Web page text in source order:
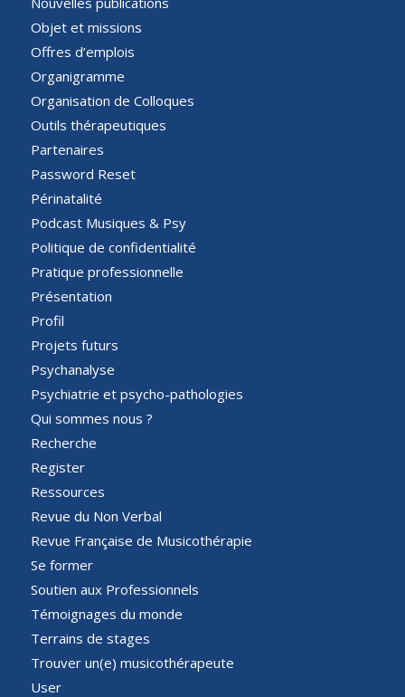
Objet et missions
Offres d’emplois
Organigramme
Organisation de Colloques
Outils thérapeutiques
Partenaires
Password Reset
Périnatalité
Podcast Musiques & Psy
Politique de confidentialité
Pratique professionnelle
Présentation
Profil
Projets futurs
Psychanalyse
Psychiatrie et psycho-pathologies
Qui sommes nous ?
Recherche
Register
Ressources
Revue du Non Verbal
Revue Française de Musicothérapie
Se former
Soutien aux Professionnels
Témoignages du monde
Terrains de stages
Trouver un(e) musicothérapeute
User